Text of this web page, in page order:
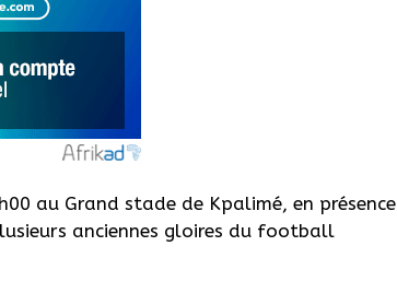
au Grand stade de Kpalimé, en présence
anciennes gloires du football